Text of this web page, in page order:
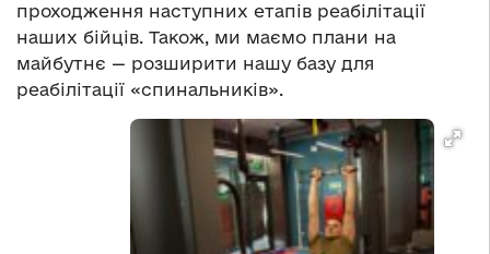
проходження наступних етапів реабілітації
наших бійців. Також, ми маємо плани на
майбутнє — розширити нашу базу для
реабілітації «спинальників».